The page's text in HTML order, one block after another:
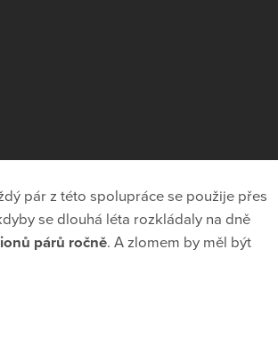
pár z této spolupráce se použije přes
se dlouhá léta rozkládaly na dně
párů ročně. A zlomem by měl být